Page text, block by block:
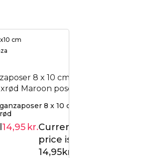
cm
8 x 10 cm -
14,95 kr.Current
price is:
14,95kr..